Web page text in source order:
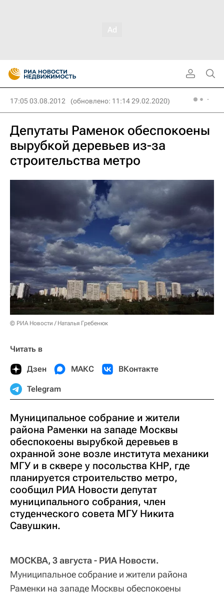
17:05 03.08.2012 (обновлено: 11:14 29.02.2020)
Депутаты Раменок обеспокоены
вырубкой деревьев из-за
строительства метро
© РИА Новости / Наталья Гребенюк
Читать в
Дзен МАКС ВКонтакте
Telegram
Муниципальное собрание и жители
района Раменки на западе Москвы
обеспокоены вырубкой деревьев в
охранной зоне возле института механики
МГУ и в сквере у посольства КНР, где
планируется строительство метро,
сообщил РИА Новости депутат
муниципального собрания, член
студенческого совета МГУ Никита
Савушкин.
МОСКВА, 3 августа - РИА Новости.
Муниципальное собрание и жители района
Раменки на западе Москвы обеспокоены